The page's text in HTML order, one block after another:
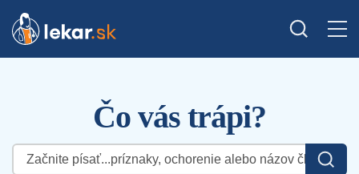
Čo vás trápi?
Hľadať: